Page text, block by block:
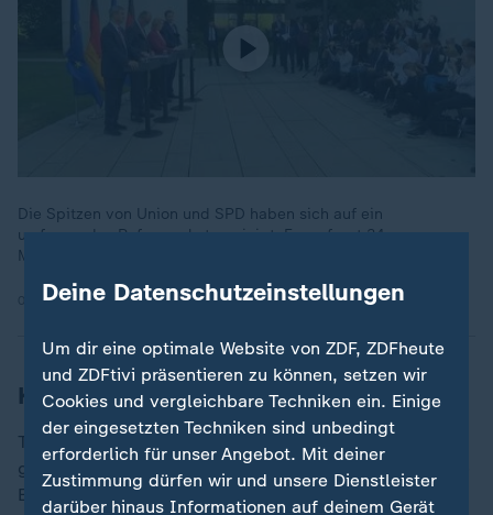
Die Spitzen von Union und SPD haben sich auf ein
umfassendes Reformpaket geeinigt. Es umfasst 34
Maßnahmen, darunter auch eine Steuerreform.
02.07.2026 | 3:34 min
Klingbeil will tief in Rücklage greifen
Trotzdem muss Klingbeil anders als geplant einen
großen Teil der Rücklage heranziehen. Geplant ist eine
Entnahme von rund 6,8 Milliarden Euro aus der
Deine Datenschutzeinstellungen
Um dir eine optimale Website von ZDF, ZDFheute
und ZDFtivi präsentieren zu können, setzen wir
Cookies und vergleichbare Techniken ein. Einige
der eingesetzten Techniken sind unbedingt
erforderlich für unser Angebot. Mit deiner
Zustimmung dürfen wir und unsere Dienstleister
darüber hinaus Informationen auf deinem Gerät